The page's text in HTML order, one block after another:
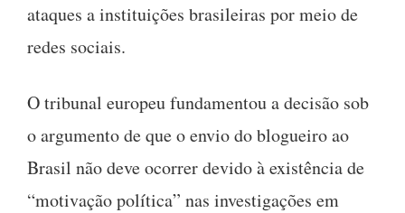
ataques a instituições brasileiras por meio de
redes sociais.
O tribunal europeu fundamentou a decisão sob
o argumento de que o envio do blogueiro ao
Brasil não deve ocorrer devido à existência de
“motivação política” nas investigações em